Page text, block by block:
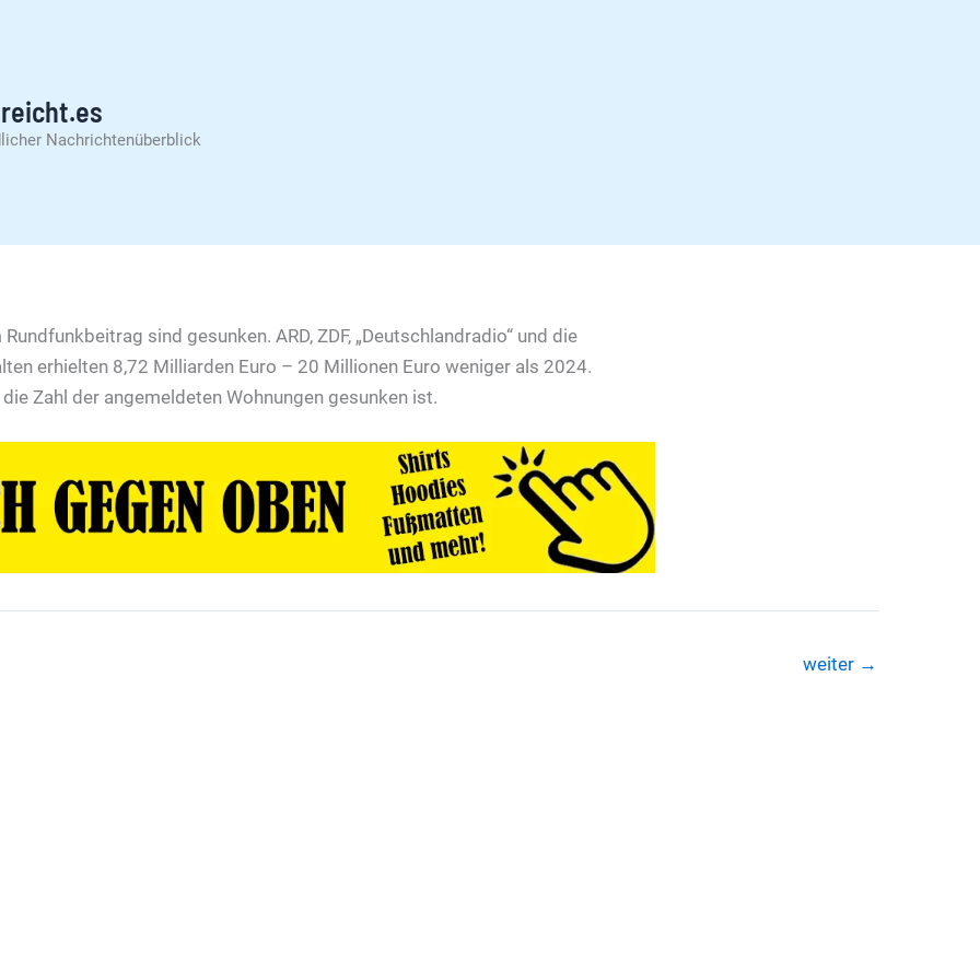
Nachrichtenüberblick
sind gesunken. ARD, ZDF, „Deutschlandradio“ und die
erhielten 8,72 Milliarden Euro – 20 Millionen Euro weniger als 2024.
Zahl der angemeldeten Wohnungen gesunken ist.
weiter →